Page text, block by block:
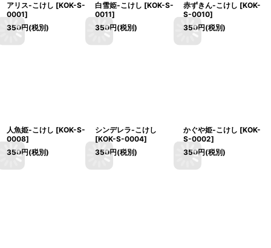
アリス-こけし [KOK-S-
0001]
350円(税別)
白雪姫-こけし [KOK-S-
0011]
350円(税別)
赤ずきん-こけし [KOK-
S-0010]
350円(税別)
人魚姫-こけし [KOK-S-
0008]
350円(税別)
シンデレラ-こけし
[KOK-S-0004]
350円(税別)
かぐや姫-こけし [KOK-
S-0002]
350円(税別)